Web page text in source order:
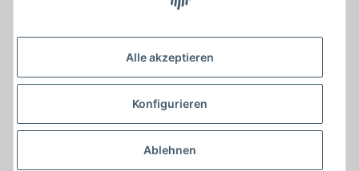
Alle akzeptieren
Konfigurieren
Ablehnen